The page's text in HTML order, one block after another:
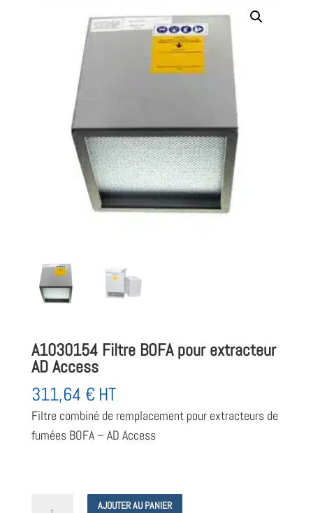
A1030154 Filtre BOFA pour extracteur
AD Access
311,64 € HT
Filtre combiné de remplacement pour extracteurs de
fumées BOFA – AD Access
AJOUTER AU PANIER